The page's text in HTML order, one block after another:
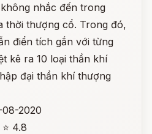
nhắc đến trong
thời thượng cổ. Trong đó,
điển tích gắn với từng
kê ra 10 loại thần khí
đại thần khí thượng
08-2020
⭐ 4.8